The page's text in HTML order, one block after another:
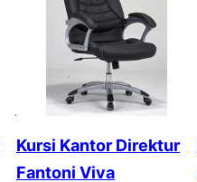
Kursi Kantor Direktur
Fantoni Viva